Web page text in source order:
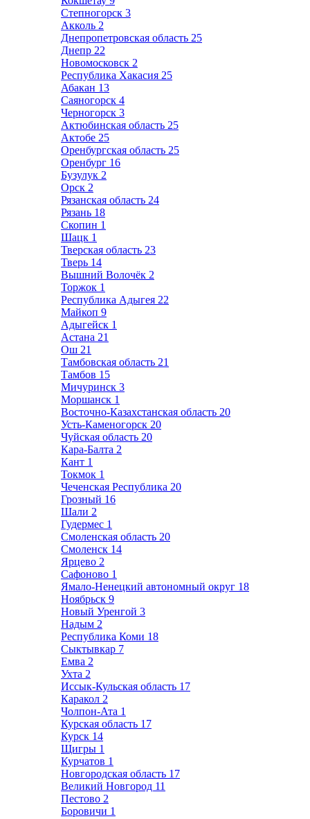
Степногорск 3
Акколь 2
Днепропетровская область 25
Днепр 22
Новомосковск 2
Республика Хакасия 25
Абакан 13
Саяногорск 4
Черногорск 3
Актюбинская область 25
Актобе 25
Оренбургская область 25
Оренбург 16
Бузулук 2
Орск 2
Рязанская область 24
Рязань 18
Скопин 1
Шацк 1
Тверская область 23
Тверь 14
Вышний Волочёк 2
Торжок 1
Республика Адыгея 22
Майкоп 9
Адыгейск 1
Астана 21
Ош 21
Тамбовская область 21
Тамбов 15
Мичуринск 3
Моршанск 1
Восточно-Казахстанская область 20
Усть-Каменогорск 20
Чуйская область 20
Кара-Балта 2
Кант 1
Токмок 1
Чеченская Республика 20
Грозный 16
Шали 2
Гудермес 1
Смоленская область 20
Смоленск 14
Ярцево 2
Сафоново 1
Ямало-Ненецкий автономный округ 18
Ноябрьск 9
Новый Уренгой 3
Надым 2
Республика Коми 18
Сыктывкар 7
Емва 2
Ухта 2
Иссык-Кульская область 17
Каракол 2
Чолпон-Ата 1
Курская область 17
Курск 14
Щигры 1
Курчатов 1
Новгородская область 17
Великий Новгород 11
Пестово 2
Боровичи 1